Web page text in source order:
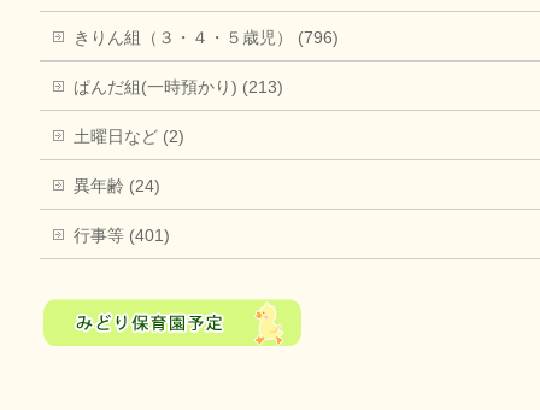
きりん組（３・４・５歳児） (796)
ぱんだ組(一時預かり) (213)
土曜日など (2)
異年齢 (24)
行事等 (401)